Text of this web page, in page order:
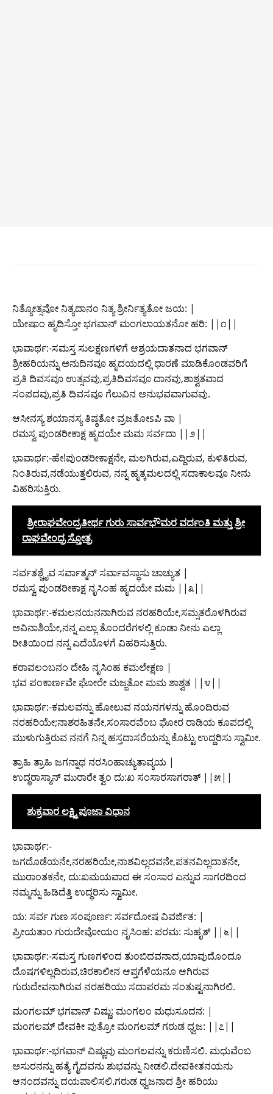
ನಿತ್ಯೋತ್ಸವೋ ನಿತ್ಯದಾನಂ ನಿತ್ಯ ಶ್ರೀರ್ನಿತ್ಯತೋ ಜಯ: |
ಯೇಷಾಂ ಹೃದಿಸ್ತೋ ಭಗವಾನ್ ಮಂಗಲಾಯತನೋ ಹರಿ: ||೧||
ಭಾವಾರ್ಥ:-ಸಮಸ್ತ ಸುಲಕ್ಷಣಗಳಿಗೆ ಆಶ್ರಯದಾತನಾದ ಭಗವಾನ್
ಶ್ರೀಹರಿಯನ್ನು ಅನುದಿನವೂ ಹೃದಯದಲ್ಲಿ ಧಾರಣೆ ಮಾಡಿಕೊಂಡವರಿಗೆ
ಪ್ರತಿ ದಿವಸವೂ ಉತ್ಸವವು,ಪ್ರತಿದಿವಸವೂ ದಾನವು,ಶಾಶ್ವತವಾದ
ಸಂಪದವು,ಪ್ರತಿ ದಿವಸವೂ ಗೆಲುವಿನ ಅನುಭವವಾಗುವವು.
ಆಸೀನಸ್ಯ ಶಯಾನಸ್ಯ ತಿಷ್ಠತೋ ವ್ರಜತೋsಪಿ ವಾ |
ರಮಸ್ವ ಪುಂಡರೀಕಾಕ್ಷ ಹೃದಯೇ ಮಮ ಸರ್ವದಾ ||೨||
ಭಾವಾರ್ಥ:-ಹೇ!ಪುಂಡರೀಕಾಕ್ಷನೇ, ಮಲಗಿರುವ,ಎದ್ದಿರುವ, ಕುಳಿತಿರುವ,
ನಿಂತಿರುವ,ನಡೆಯುತ್ತಲಿರುವ, ನನ್ನ ಹೃತ್ಕಮಲದಲ್ಲಿ ಸದಾಕಾಲವೂ ನೀನು
ವಿಹರಿಸುತ್ತಿರು.
ಶ್ರೀರಾಘವೇಂದ್ರತೀರ್ಥ ಗುರು ಸಾರ್ವಭೌಮರ ವರ್ದಂತಿ ಮತ್ತು ಶ್ರೀ
ರಾಘವೇಂದ್ರ ಸ್ತೋತ್ರ
ಸರ್ವತಶ್ಚೈವ ಸರ್ವಾತ್ಮನ್ ಸರ್ವಾವಸ್ಥಾಸು ಚಾಚ್ಯುತ |
ರಮಸ್ವ ಪುಂಡರೀಕಾಕ್ಷ ನೃಸಿಂಹ ಹೃದಯೇ ಮಮ ||೩||
ಭಾವಾರ್ಥ:-ಕಮಲನಯನನಾಗಿರುವ ನರಹರಿಯೇ,ಸಮ್ಸತರೊಳಗಿರುವ
ಅವಿನಾಶಿಯೇ,ನನ್ನ ಎಲ್ಲಾ ತೊಂದರೆಗಳಲ್ಲಿ ಕೂಡಾ ನೀನು ಎಲ್ಲಾ
ರೀತಿಯಿಂದ ನನ್ನ ಎದೆಯೊಳಗೆ ವಿಹರಿಸುತ್ತಿರು.
ಕರಾವಲಂಬನಂ ದೇಹಿ ನೃಸಿಂಹ ಕಮಲೇಕ್ಷಣ |
ಭವ ಪಂಕಾರ್ಣವೇ ಘೋರೇ ಮಜ್ಜತೋ ಮಮ ಶಾಶ್ವತ ||೪||
ಭಾವಾರ್ಥ:-ಕಮಲವನ್ನು ಹೋಲುವ ನಯನಗಳನ್ನು ಹೊಂದಿರುವ
ನರಹರಿಯೇ;ನಾಶರಹಿತನೇ,ಸಂಸಾರವೆಂಬ ಘೋರ ರಾಡಿಯ ಕೂಪದಲ್ಲಿ
ಮುಳುಗುತ್ತಿರುವ ನನಗೆ ನಿನ್ನ ಹಸ್ತದಾಸರೆಯನ್ನು ಕೊಟ್ಟು ಉದ್ದರಿಸು ಸ್ವಾಮೀ.
ತ್ರಾಹಿ ತ್ರಾಹಿ ಜಗನ್ನಾಥ ನರಸಿಂಹಾಚ್ಯುತಾವ್ಯಯ |
ಉದ್ಧರಾಸ್ಮಾನ್ ಮುರಾರೇ ತ್ವಂ ದು:ಖ ಸಂಸಾರಸಾಗರಾತ್ ||೫||
ಶುಕ್ರವಾರ ಲಕ್ಷ್ಮಿ ಪೂಜಾ ವಿಧಾನ
ಭಾವಾರ್ಥ:-
ಜಗದೊಡೆಯನೇ,ನರಹರಿಯೇ,ನಾಶವಿಲ್ಲದವನೇ,ಪತನವಿಲ್ಲದಾತನೇ,
ಮುರಾಂತಕನೇ, ದು:ಖಮಯವಾದ ಈ ಸಂಸಾರ ಎನ್ನುವ ಸಾಗರದಿಂದ
ನಮ್ಮನ್ನು ಹಿಡಿದೆತ್ತಿ ಉದ್ಧರಿಸು ಸ್ವಾಮೀ.
ಯ: ಸರ್ವ ಗುಣ ಸಂಪೂರ್ಣ: ಸರ್ವದೋಷ ವಿವರ್ಜಿತ: |
ಪ್ರೀಯತಾಂ ಗುರುದೇವೋಯಂ ನೃಸಿಂಹ: ಪರಮ: ಸುಹೃತ್ ||೬||
ಭಾವಾರ್ಥ:-ಸಮಸ್ತ ಗುಣಗಳಿಂದ ತುಂಬಿದವನಾದ,ಯಾವುದೊಂದೂ
ದೊಷಗಳಿಲ್ಲದಿರುವ,ಚಿರಕಾಲೀನ ಆಪ್ತಗೆಳೆಯನೂ ಆಗಿರುವ
ಗುರುದೇವನಾಗಿರುವ ನರಹರಿಯು ಸದಾಪರಮ ಸಂತುಷ್ಟನಾಗಿರಲಿ.
ಮಂಗಲಮ್ ಭಗವಾನ್ ವಿಷ್ಣು: ಮಂಗಲಂ ಮಧುಸೂದನ: |
ಮಂಗಲಮ್ ದೇವಕೀ ಪುತ್ರೋ ಮಂಗಲಮ್ ಗರುಡ ಧ್ವಜ: ||೭||
ಭಾವಾರ್ಥ:-ಭಗವಾನ್ ವಿಷ್ಣುವು ಮಂಗಲವನ್ನು ಕರುಣಿಸಲಿ. ಮಧುವೆಂಬ
ಅಸುರನನ್ನು ಹತ್ಯೆ ಗೈದವನು ಶುಭವನ್ನು ನೀಡಲಿ.ದೇವಕೀತನಯನು
ಆನಂದವನ್ನು ದಯಪಾಲಿಸಲಿ.ಗರುಡ ಧ್ವಜನಾದ ಶ್ರೀ ಹರಿಯು